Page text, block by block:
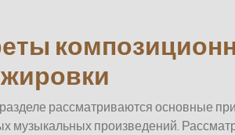
рассматриваются основные
музыкальных произведений.